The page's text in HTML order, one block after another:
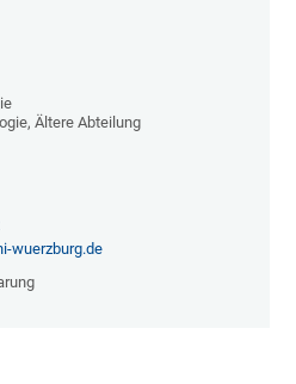
Ältere Abteilung
wuerzburg.de